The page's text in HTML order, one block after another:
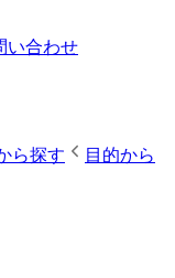
い合わせ
ら探す
目的から